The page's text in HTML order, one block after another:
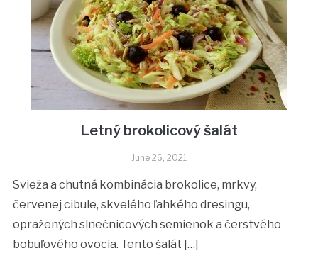
Letný brokolicový šalát
June 26, 2021
Svieža a chutná kombinácia brokolice, mrkvy,
červenej cibule, skvelého ľahkého dresingu,
opražených slnečnicových semienok a čerstvého
bobuľového ovocia. Tento šalát […]